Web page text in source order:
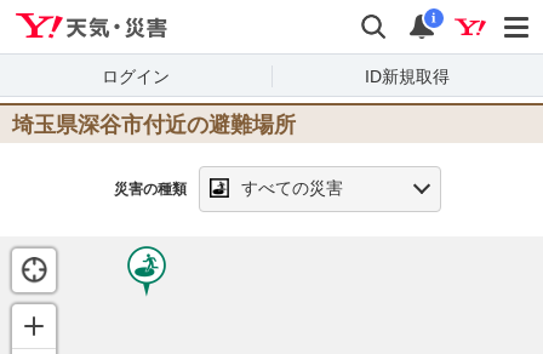
検索 通知
i
ログイン ID新規取得
埼玉県深谷市付近の避難場所
災害の種類 すべての災害